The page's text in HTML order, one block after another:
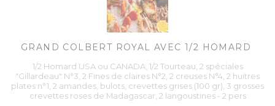
GRAND COLBERT ROYAL AVEC 1/2 HOMARD
1/2 Homard USA ou CANADA, 1/2 Tourteau, 2 spéciales
"Gillardeau" N°3, 2 Fines de claires N°2, 2 creuses N°4, 2 huitres
plates n°1, 2 amandes, bulots, crevettes grises (100 gr), 3 grosses
crevettes roses de Madagascar, 2 langoustines - 2 pers